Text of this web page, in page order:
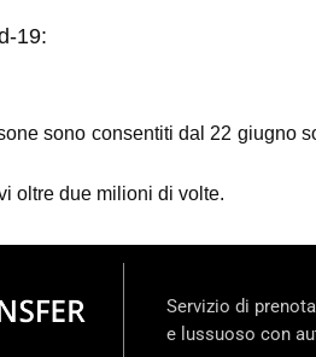
19:
sono consentiti dal 22 giugno
oltre due milioni di volte.
Servizio di
e lussuoso con